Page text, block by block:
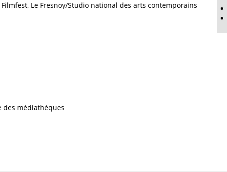
Le Fresnoy/Studio national des arts contemporains
médiathèques